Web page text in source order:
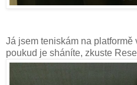
Já jsem teniskám na
poukud je sháníte, zkuste